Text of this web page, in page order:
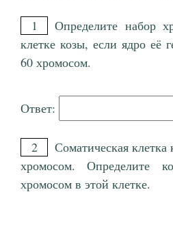
1
Определите набор
клетке козы, если ядро её
60 хромосом.
Ответ:
2
Соматическая
хромосом. Определите
хромосом в этой клетке.